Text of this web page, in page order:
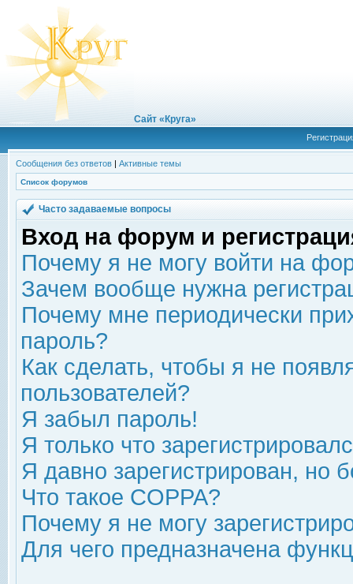
Сайт «Круга»
Сообщения без ответов | Активные темы
Список форумов
Часто задаваемые вопросы
Вход на форум и
Почему я не могу войти на
Зачем вообще нужна
Почему мне периодически
пароль?
Как сделать, чтобы я не
пользователей?
Я забыл пароль!
Я только что
Я давно зарегистрирован, но
Что такое COPPA?
Почему я не могу
Для чего предназначена